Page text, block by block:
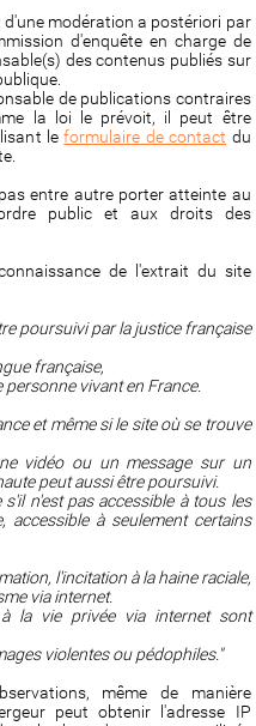
modération a postériori par
d'enquête en charge de
des contenus publiés sur
de publications contraires
la loi le prévoit, il peut être
leformulaire de contact du
entre autre porter atteinte au
public et aux droits des
de l'extrait du site
poursuivi par la justice française
française,
vivant en France.
et même si le site où se trouve
vidéo ou un message sur un
peut aussi être poursuivi.
n'est pas accessible à tous les
accessible à seulement certains
l'incitation à la haine raciale,
via internet.
la vie privée via internet sont
violentes ou pédophiles."
même de manière
peut obtenir l'adresse IP